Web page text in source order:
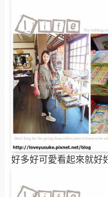
好多好可愛看起來就好